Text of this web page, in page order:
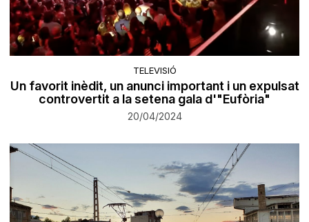
TELEVISIÓ
Un favorit inèdit, un anunci important i un expulsat
controvertit a la setena gala d'"Eufòria"
20/04/2024